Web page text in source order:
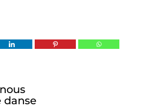
danse